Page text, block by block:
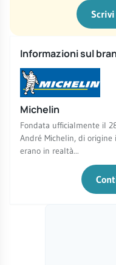
Informazioni sul
Michelin
Fondata ufficialmente il
André Michelin, di
erano in realtà...